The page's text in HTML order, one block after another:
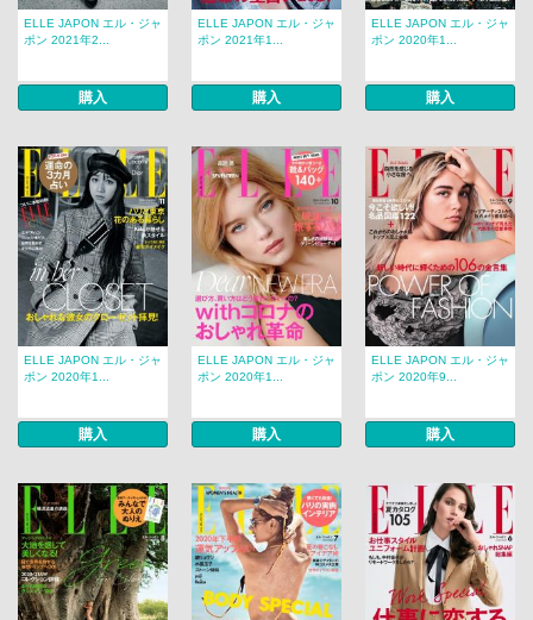
ELLE JAPON エル・ジャ
ポン 2021年2...
購入
ELLE JAPON エル・ジャ
ポン 2021年1...
購入
ELLE JAPON エル・ジャ
ポン 2020年1...
購入
ELLE JAPON エル・ジャ
ポン 2020年1...
購入
ELLE JAPON エル・ジャ
ポン 2020年1...
購入
ELLE JAPON エル・ジャ
ポン 2020年9...
購入